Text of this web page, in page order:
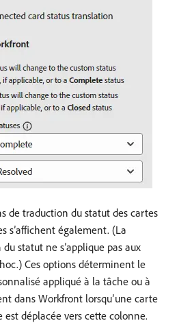
de traduction du statut des cartes
s’affichent également. (La
statut ne s’applique pas aux
Ces options déterminent le
appliqué à la tâche ou à
dans Workfront lorsqu’une carte
est déplacée vers cette colonne.